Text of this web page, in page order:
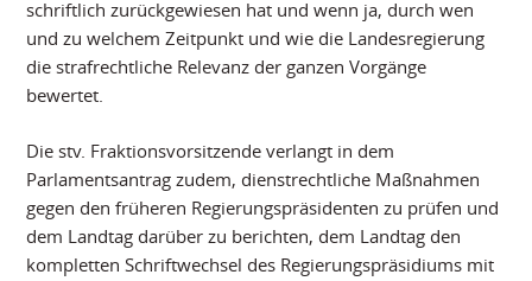
schriftlich zurückgewiesen hat und wenn ja, durch wen
und zu welchem Zeitpunkt und wie die Landesregierung
die strafrechtliche Relevanz der ganzen Vorgänge
bewertet.
Die stv. Fraktionsvorsitzende verlangt in dem
Parlamentsantrag zudem, dienstrechtliche Maßnahmen
gegen den früheren Regierungspräsidenten zu prüfen und
dem Landtag darüber zu berichten, dem Landtag den
kompletten Schriftwechsel des Regierungspräsidiums mit